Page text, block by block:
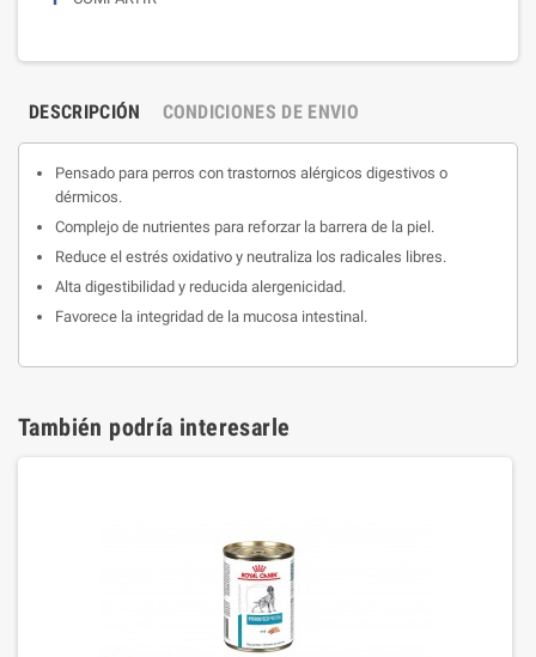
DESCRIPCIÓN CONDICIONES DE ENVIO
Pensado para perros con trastornos alérgicos digestivos o
dérmicos.
Complejo de nutrientes para reforzar la barrera de la piel.
Reduce el estrés oxidativo y neutraliza los radicales libres.
Alta digestibilidad y reducida alergenicidad.
Favorece la integridad de la mucosa intestinal.
También podría interesarle